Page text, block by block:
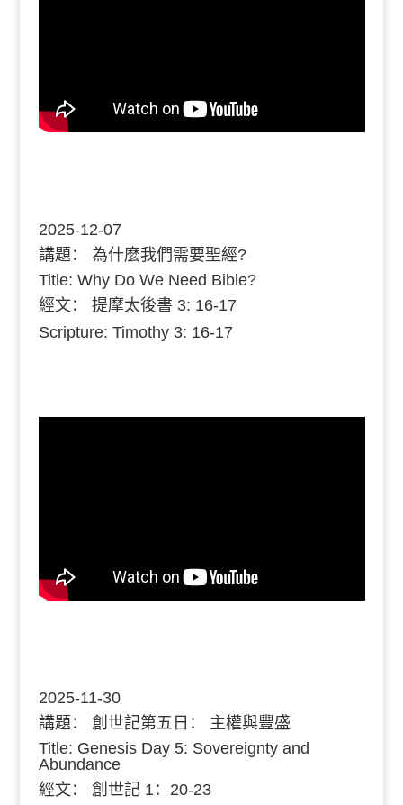
2025-12-07
講題： 為什麼我們需要聖經?
Title: Why Do We Need Bible?
經文： 提摩太後書 3: 16-17
Scripture: Timothy 3: 16-17
2025-11-30
講題： 創世記第五日： 主權與豐盛
Title: Genesis Day 5: Sovereignty and
Abundance
經文： 創世記 1：20-23